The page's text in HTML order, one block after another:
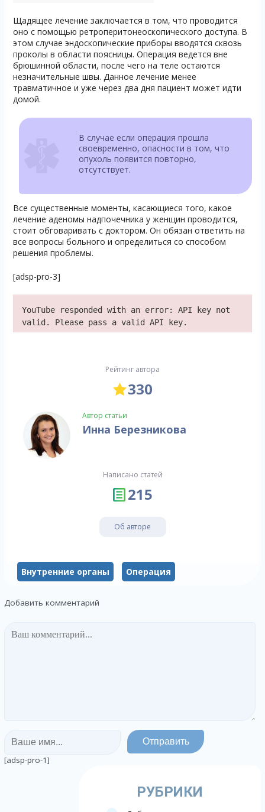
Щадящее лечение заключается в том, что проводится
оно с помощью ретроперитонеоскопического доступа. В
этом случае эндоскопические приборы вводятся сквозь
проколы в области поясницы. Операция ведется вне
брюшинной области, после чего на теле остаются
незначительные швы. Данное лечение менее
травматичное и уже через два дня пациент может идти
домой.
В случае если операция прошла
своевременно, опасности в том, что
опухоль появится повторно,
отсутствует.
Все существенные моменты, касающиеся того, какое
лечение аденомы надпочечника у женщин проводится,
стоит обговаривать с доктором. Он обязан ответить на
все вопросы больного и определиться со способом
решения проблемы.
[adsp-pro-3]
YouTube responded with an error: API key not
valid. Please pass a valid API key.
Рейтинг автора
330
Автор статьи
Инна Березникова
Написано статей
215
Об авторе
Внутренние органы Операция
Добавить комментарий
[adsp-pro-1]
РУБРИКИ